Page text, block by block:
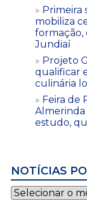
Primeira
mobiliza
formação,
Jundiaí
Projeto
qualificar
culinária
Feira de
Almerinda
estudo,
NOTÍCIAS
Notícias